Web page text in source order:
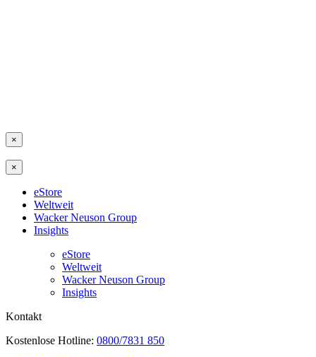
×
×
eStore
Weltweit
Wacker Neuson Group
Insights
eStore
Weltweit
Wacker Neuson Group
Insights
Kontakt
Kostenlose Hotline: 0800/7831 850